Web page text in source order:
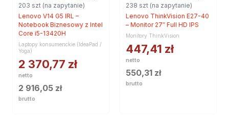
203 szt (na zapytanie)
Lenovo V14 G5 IRL –
Notebook Biznesowy z Intel
Core i5-13420H
Laptopy konsumenckie (IdeaPad /
Yoga)
2 370,77 zł
netto
2 916,05 zł
brutto
238 szt (na zapytanie)
Lenovo ThinkVision E27-40
– Monitor 27″ Full HD IPS
Monitory ThinkVision
447,41 zł
netto
550,31 zł
brutto